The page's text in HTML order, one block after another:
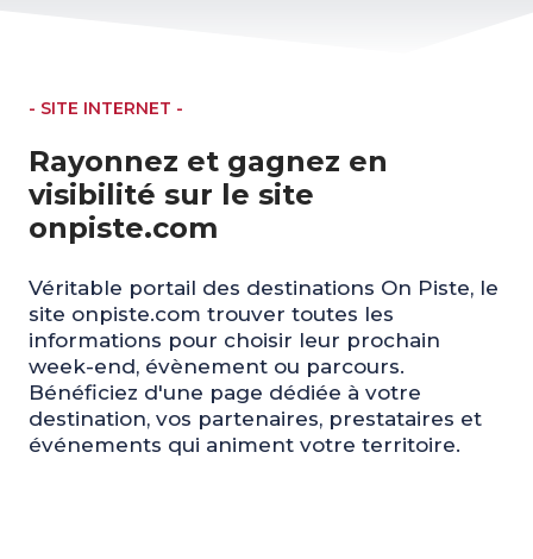
- SITE INTERNET -
Rayonnez et gagnez en
visibilité sur le site
onpiste.com
Véritable portail des destinations On Piste, le
site onpiste.com trouver toutes les
informations pour choisir leur prochain
week-end, évènement ou parcours.
Bénéficiez d'une page dédiée à votre
destination, vos partenaires, prestataires et
événements qui animent votre territoire.